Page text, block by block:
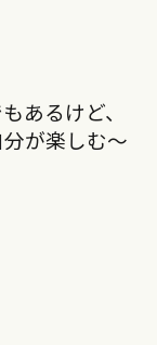
あるけど、
が楽しむ〜